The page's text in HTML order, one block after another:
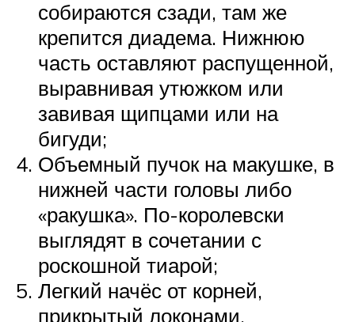
собираются сзади, там же
крепится диадема. Нижнюю
часть оставляют распущенной,
выравнивая утюжком или
завивая щипцами или на
бигуди;
Объемный пучок на макушке, в
нижней части головы либо
«ракушка». По-королевски
выглядят в сочетании с
роскошной тиарой;
Легкий начёс от корней,
прикрытый локонами,